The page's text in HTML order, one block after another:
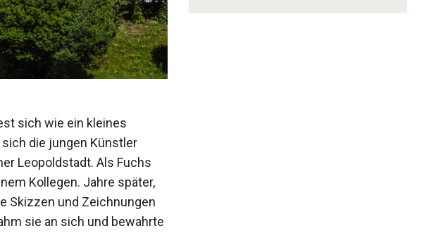
sich wie ein kleines
die jungen Künstler
Leopoldstadt. Als Fuchs
Kollegen. Jahre später,
Skizzen und Zeichnungen
sie an sich und bewahrte